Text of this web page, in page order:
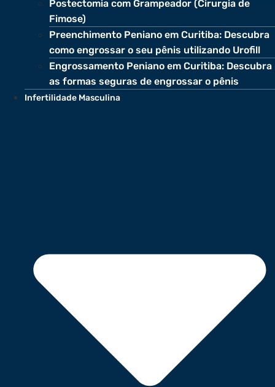
Postectomia com Grampeador (Cirurgia de
Fimose)
Preenchimento Peniano em Curitiba: Descubra
como engrossar o seu pênis utilizando Urofill
Engrossamento Peniano em Curitiba: Descubra
as formas seguras de engrossar o pênis
Infertilidade Masculina